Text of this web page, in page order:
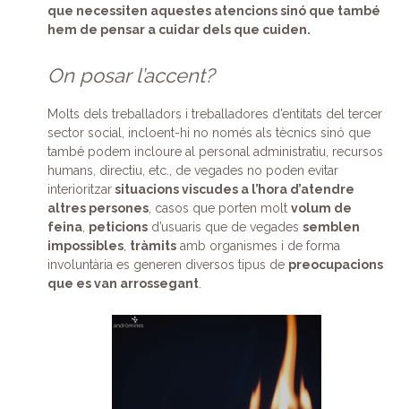
que necessiten aquestes atencions sinó que també
hem de pensar a cuidar dels que cuiden.
On posar l’accent?
Molts dels treballadors i treballadores d’entitats del tercer
sector social, incloent-hi no només als tècnics sinó que
també podem incloure al personal administratiu, recursos
humans, directiu, etc., de vegades no poden evitar
interioritzarsituacions viscudes a l’hora d’atendre
altres persones, casos que porten molt volum de
feina, peticionsd’usuaris que de vegades semblen
impossibles, tràmitsamb organismes i de forma
involuntària es generen diversos tipus de preocupacions
que es van arrossegant.